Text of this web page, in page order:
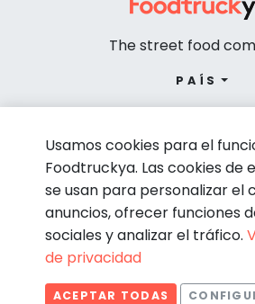
The street food
PAÍS
© Foodtruckya
Usamos cookies para el
Foodtruckya. Las cookies de
se usan para personalizar el
anuncios, ofrecer funciones
sociales y analizar el tráfico.
de privacidad
ACEPTAR TODAS